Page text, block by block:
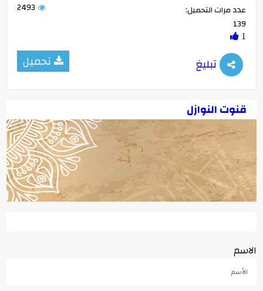
2493
عدد مرات التحميل:
139
1
تحميل تبليغ
قنوت النوازل
الاسم